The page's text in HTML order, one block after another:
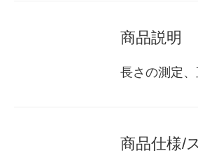
商品説明
長さの測定
商品仕様/